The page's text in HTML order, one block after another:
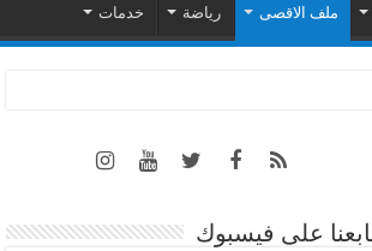
ملف الاقصى رياضة خدمات
على فيسبوك